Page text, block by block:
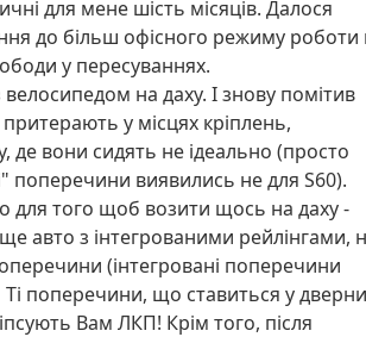
для мене шість місяців. Далося
до більш офісного режиму роботи
у пересуваннях.
велосипедом на даху. І знову помітив
у місцях кріплень,
де вони сидять не ідеально (просто
поперечини виявились не для S60).
для того щоб возити щось на даху -
авто з інтегрованими рейлінгами,
(інтегровані поперечини
поперечини, що ставиться у
Вам ЛКП! Крім того, після